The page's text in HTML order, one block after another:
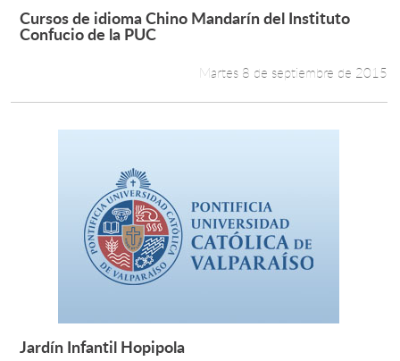
Leer más +
Cursos de idioma Chino Mandarín del Instituto
Confucio de la PUC
Martes 8 de septiembre de 2015
Jardín Infantil Hopipola